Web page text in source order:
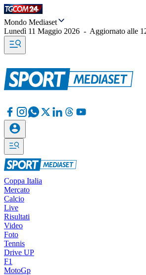
Mondo Mediaset
Lunedì 11 Maggio 2026 - Aggiornato alle
Coppa Italia
Mercato
Calcio
Live
Risultati
Video
Foto
Tennis
Drive UP
F1
MotoGp